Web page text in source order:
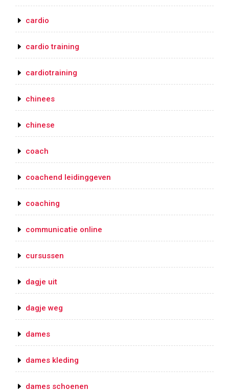
cardio
cardio training
cardiotraining
chinees
chinese
coach
coachend leidinggeven
coaching
communicatie online
cursussen
dagje uit
dagje weg
dames
dames kleding
dames schoenen